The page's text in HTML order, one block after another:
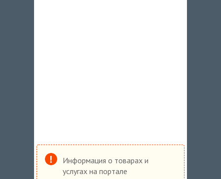
Информация о товарах и
услугах на портале